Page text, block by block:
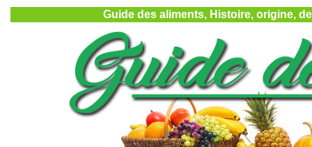
Guide des aliments, Histoire, origine,